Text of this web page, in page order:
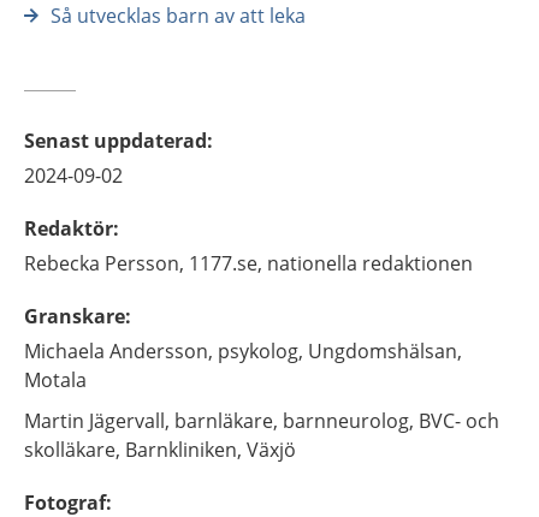
Så utvecklas barn av att leka
Senast uppdaterad:
2024-09-02
Redaktör:
Rebecka Persson, 1177.se, nationella redaktionen
Granskare:
Michaela Andersson, psykolog, Ungdomshälsan,
Motala
Martin Jägervall, barnläkare, barnneurolog, BVC- och
skolläkare, Barnkliniken, Växjö
Fotograf: